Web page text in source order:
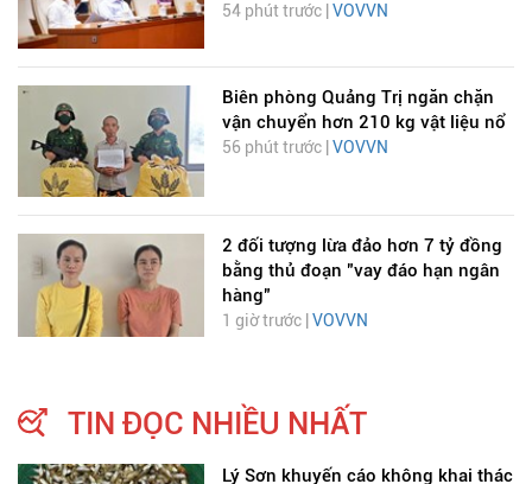
54 phút trước | VOVVN
Biên phòng Quảng Trị ngăn chặn
vận chuyển hơn 210 kg vật liệu nổ
56 phút trước | VOVVN
2 đối tượng lừa đảo hơn 7 tỷ đồng
bằng thủ đoạn "vay đáo hạn ngân
hàng"
1 giờ trước | VOVVN
TIN ĐỌC NHIỀU NHẤT
Lý Sơn khuyến cáo không khai thác